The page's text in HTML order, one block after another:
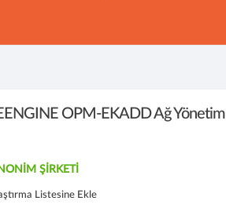
OPM-EKADD Ağ Yönetim
ŞİRKETİ
Listesine Ekle